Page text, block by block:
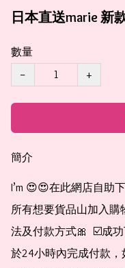
日本直送marie 新
數量
−
+
簡介
I’m 😍😍在此網店自助
所有想要貨品山加入購物
法及付款方式🎀  ☑️成
於24小時內完成付款，